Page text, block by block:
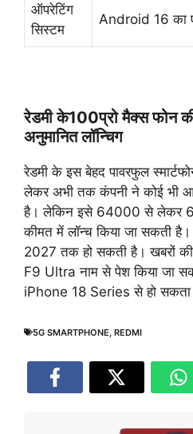
ऑपरेटिंग
सिस्टम
Android 16 का
रेडमी के100प्रो मैक्स फोन
अनुमानित लॉन्चिग
रेडमी के इस बेहद पावरफुल
लेकर अभी तक कंपनी ने कोई भी
है। लेकिन इसे 64000 से लेकर
कीमत में लॉन्च किया जा सकती
2027 तक हो सकती है। खबरों
F9 Ultra नाम से पेश किया जा
iPhone 18 Series से हो सकता
5G SMARTPHONE REDMI